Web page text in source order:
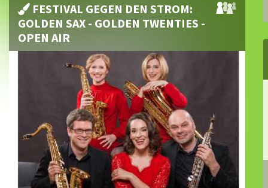
FESTIVAL GEGEN DEN STROM:
GOLDEN SAX - GOLDEN TWENTIES -
OPEN AIR